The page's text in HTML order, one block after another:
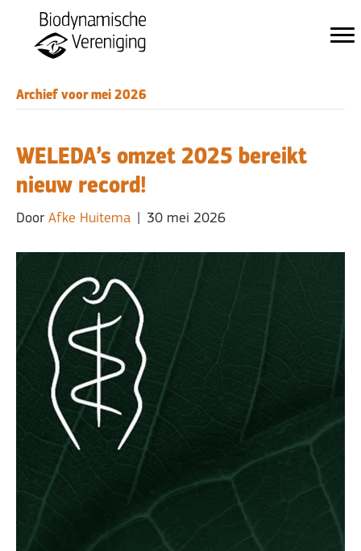
Archief voor mei 2026
WELEDA’s omzet 2025 bereikt
nieuw record!
Door Afke Huitema 30 mei 2026